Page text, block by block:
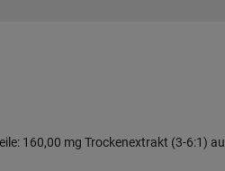
160,00 mg Trockenextrakt (3-6:1)